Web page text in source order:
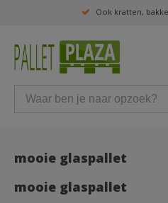
Ook kratten,
mooie glaspallet
mooie glaspallet